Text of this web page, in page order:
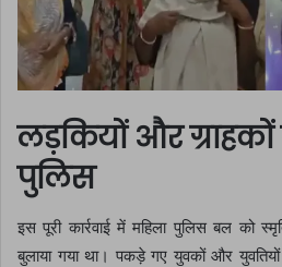
लड़कियों और
पुलिस
इस पूरी कार्रवाई में महिला पुलिस बल को
बुलाया गया था। पकड़े गए युवकों और